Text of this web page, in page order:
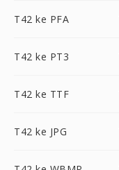
T42 ke PFA
T42 ke PT3
T42 ke TTF
T42 ke JPG